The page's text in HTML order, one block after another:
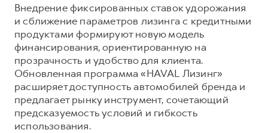
Внедрение фиксированных ставок удорожания
и сближение параметров лизинга с кредитными
продуктами формируют новую модель
финансирования, ориентированную на
прозрачность и удобство для клиента.
Обновленная программа «HAVAL Лизинг»
расширяет доступность автомобилей бренда и
предлагает рынку инструмент, сочетающий
предсказуемость условий и гибкость
использования.